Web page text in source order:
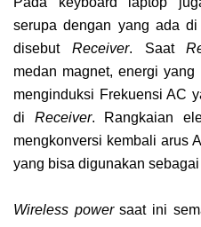
serupa dengan yang ada
disebut Receiver. Saat
medan magnet, energi
menginduksi Frekuensi AC
di Receiver. Rangkaian
mengkonversi kembali arus
yang bisa digunakan
Wireless powersaat ini